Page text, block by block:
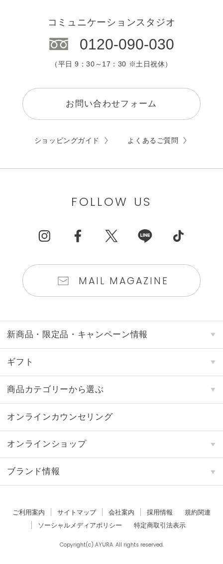
コミュニケーションスタジオ
0120-090-030
（平日 9：30～17：30 ※土日祝休）
お問い合わせフォーム
ショッピングガイド よくあるご質問
FOLLOW US
MAIL MAGAZINE
新商品・限定品・キャンペーン情報
ギフト
商品カテゴリーから選ぶ
オンラインカウンセリング
オンラインショップ
ブランド情報
ご利用案内 サイトマップ 会社案内 採用情報
規約関連
ソーシャルメディアポリシー
特定商取引法表示
Copyright(c) AYURA. All rights reserved.